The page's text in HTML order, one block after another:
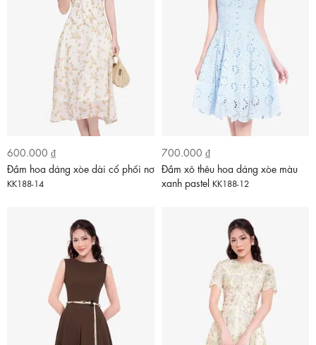
600.000 ₫
Đầm hoa dáng xòe dài cổ phối nơ
KK188-14
700.000 ₫
Đầm xô thêu hoa dáng xòe màu
xanh pastel KK188-12